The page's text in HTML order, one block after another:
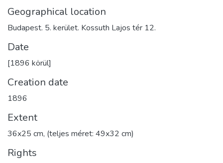
Geographical location
Budapest. 5. kerület. Kossuth Lajos tér 12.
Date
[1896 körül]
Creation date
1896
Extent
36x25 cm, (teljes méret: 49x32 cm)
Rights